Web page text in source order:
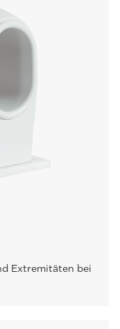
Extremitäten bei